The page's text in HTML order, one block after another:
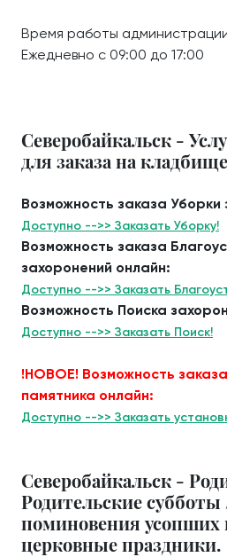
Время работы
Ежедневно с 09:00 до 17:00
Северобайкальск -
для заказа на
Возможность заказа Уборки
Доступно -->> Заказать Уборку!
Возможность заказа
захоронений онлайн:
Доступно -->> Заказать
Возможность Поиска
Доступно -->> Заказать Поиск!
!НОВОЕ! Возможность
памятника онлайн:
Доступно -->> Заказать
Северобайкальск -
Родительские
поминовения усопших
церковные праздники.